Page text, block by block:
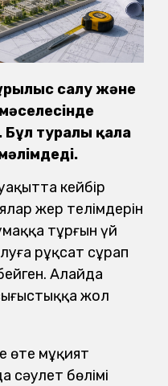
салу және
Бұл туралы қала
кейбір
жер телімдерін
тұрғын үй
рұқсат сұрап
Алайда
жол
өте мұқият
сәулет бөлімі